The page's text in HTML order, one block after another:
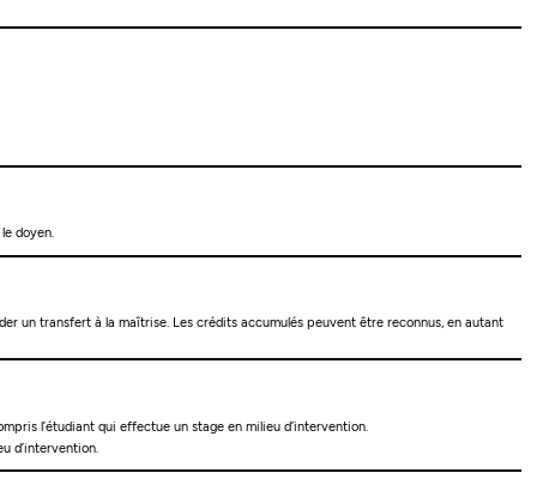
doyen.
un transfert à la maîtrise. Les crédits accumulés peuvent être reconnus, en autant
l’étudiant qui effectue un stage en milieu d’intervention.
d’intervention.